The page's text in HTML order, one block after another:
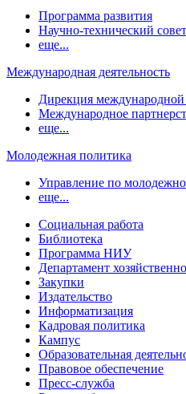
Программа развития
Научно-технический
еще...
Международная деятельность
Дирекция международной
Международное
еще...
Молодежная политика
Управление по
еще...
Социальная работа
Библиотека
Программа НИУ
Департамент
Закупки
Издательство
Информатизация
Кадровая политика
Кампус
Образовательная
Правовое обеспечение
Пресс-служба